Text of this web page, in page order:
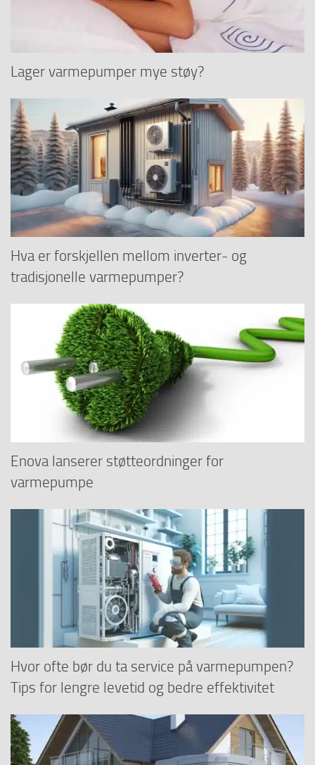
Lager varmepumper mye støy?
Hva er forskjellen mellom inverter- og
tradisjonelle varmepumper?
Enova lanserer støtteordninger for
varmepumpe
Hvor ofte bør du ta service på varmepumpen?
Tips for lengre levetid og bedre effektivitet